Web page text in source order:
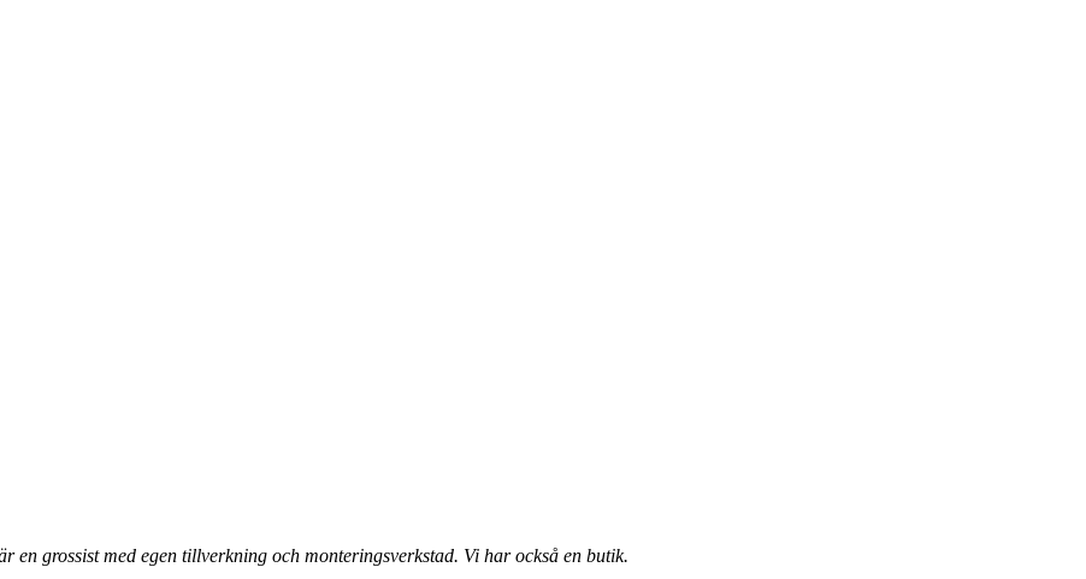
grossist med egen tillverkning och monteringsverkstad. Vi har också en butik.